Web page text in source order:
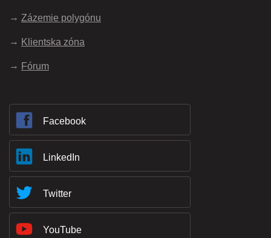
Zázemie polygónu
Klientska zóna
Fórum
Facebook
LinkedIn
Twitter
YouTube